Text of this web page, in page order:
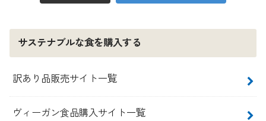
サステナブルな食を購入する
訳あり品販売サイト一覧
ヴィーガン食品購入サイト一覧